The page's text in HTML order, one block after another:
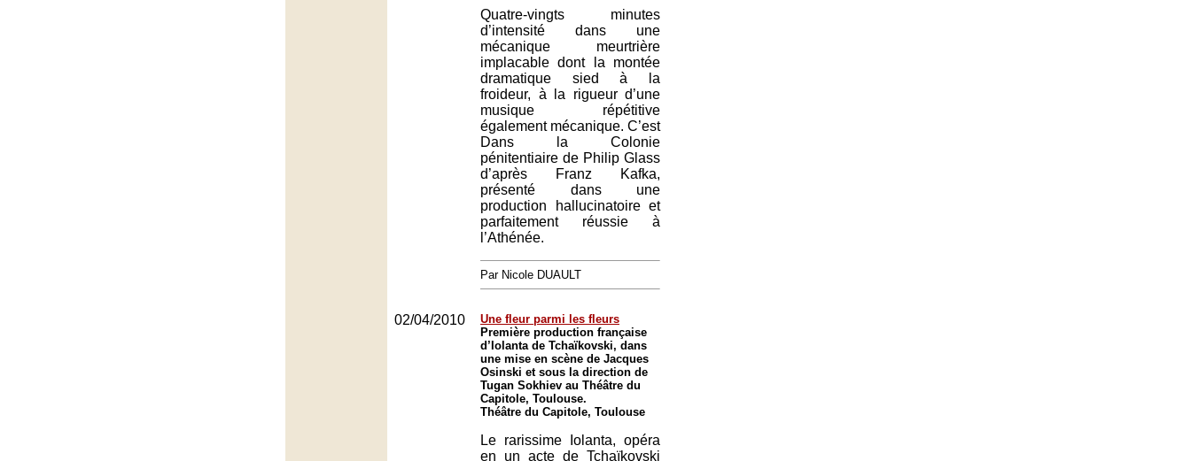
Quatre-vingts minutes
d’intensité dans une
mécanique meurtrière
implacable dont la montée
dramatique sied à la
froideur, à la rigueur d’une
musique répétitive
également mécanique. C’est
Dans la Colonie
pénitentiaire de Philip Glass
d’après Franz Kafka,
présenté dans une
production hallucinatoire et
parfaitement réussie à
l’Athénée.
Par Nicole DUAULT
02/04/2010
Une fleur parmi les fleurs
Première production française
d’Iolanta de Tchaïkovski, dans
une mise en scène de Jacques
Osinski et sous la direction de
Tugan Sokhiev au Théâtre du
Capitole, Toulouse.
Théâtre du Capitole, Toulouse
Le rarissime Iolanta, opéra
en un acte de Tchaïkovski